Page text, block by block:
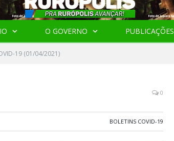
O GOVERNO PUBLICAÇÕES
19 (01/04/2021)
0
BOLETINS COVID-19